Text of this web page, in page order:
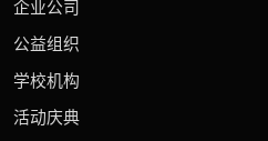
企业公司
公益组织
学校机构
活动庆典